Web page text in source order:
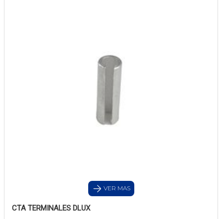
VER MAS
CTA TERMINALES DLUX